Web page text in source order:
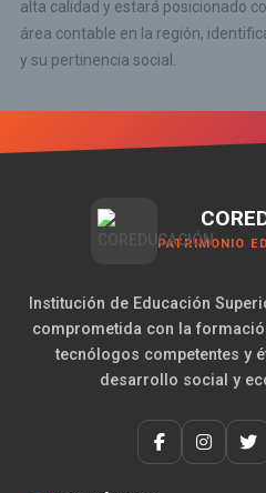
alta calidad y estará posicionado
área contable en la región,
y su pertinencia social.
PATRIMONIO
Institución de Educación
comprometida con la
tecnólogos competentes y
desarrollo social y